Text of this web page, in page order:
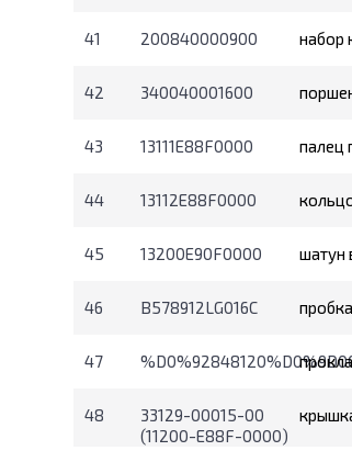
41 200840000900 набор
42 340040001600
43 13111E88F0000 палец
44 13112E88F0000
45 13200E90F0000 шатун
46 B578912LG016C
47
48
33129-00015-00
(11200-E88F-0000)